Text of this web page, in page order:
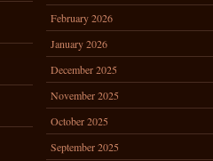
February 2026
January 2026
December 2025
November 2025
October 2025
September 2025